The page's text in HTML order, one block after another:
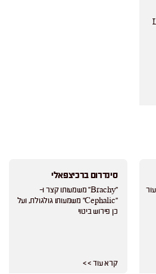
סינדרום ברכיצפאלי
"Brachy" משמעותו קצר ו-
"Cephalic" משמעותו גולגולת, ועל
כן פירוש ביטוי
קרא עוד > >